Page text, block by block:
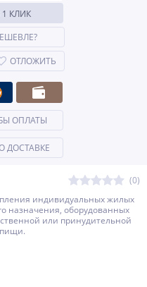
(0)
индивидуальных жилых
назначения, оборудованных
или принудительной
КЛИК
ОТЛОЖИТЬ
ОПЛАТЫ
ДОСТАВКЕ